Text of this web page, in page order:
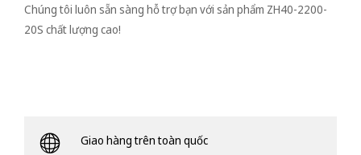
Chúng tôi luôn sẵn sàng hỗ trợ bạn với sản phẩm ZH40-2200-
20S chất lượng cao!
Giao hàng trên toàn quốc